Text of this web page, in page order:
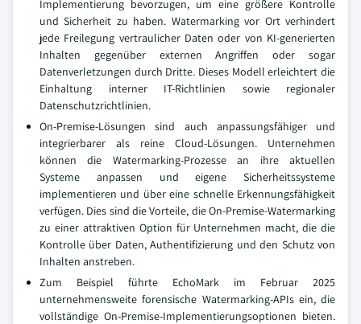
Implementierung bevorzugen, um eine größere Kontrolle
und Sicherheit zu haben. Watermarking vor Ort verhindert
jede Freilegung vertraulicher Daten oder von KI-generierten
Inhalten gegenüber externen Angriffen oder sogar
Datenverletzungen durch Dritte. Dieses Modell erleichtert die
Einhaltung interner IT-Richtlinien sowie regionaler
Datenschutzrichtlinien.
On-Premise-Lösungen sind auch anpassungsfähiger und
integrierbarer als reine Cloud-Lösungen. Unternehmen
können die Watermarking-Prozesse an ihre aktuellen
Systeme anpassen und eigene Sicherheitssysteme
implementieren und über eine schnelle Erkennungsfähigkeit
verfügen. Dies sind die Vorteile, die On-Premise-Watermarking
zu einer attraktiven Option für Unternehmen macht, die die
Kontrolle über Daten, Authentifizierung und den Schutz von
Inhalten anstreben.
Zum Beispiel führte EchoMark im Februar 2025
unternehmensweite forensische Watermarking-APIs ein, die
vollständige On-Premise-Implementierungsoptionen bieten.